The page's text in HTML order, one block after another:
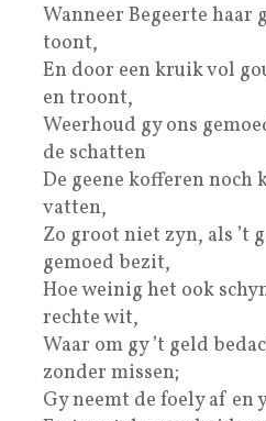
Wanneer Begeerte haar
toont,
En door een kruik vol
en troont,
Weerhoud gy ons
de schatten
De geene kofferen noch
vatten,
Zo groot niet zyn, als ’t
gemoed bezit,
Hoe weinig het ook
rechte wit,
Waar om gy ’t geld
zonder missen;
Gy neemt de foely af en